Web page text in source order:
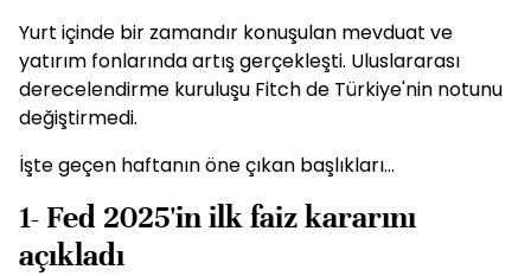
Yurt içinde bir zamandır konuşulan mevduat ve
yatırım fonlarında artış gerçekleşti. Uluslararası
derecelendirme kuruluşu Fitch de Türkiye'nin notunu
değiştirmedi.
İşte geçen haftanın öne çıkan başlıkları...
1- Fed 2025'in ilk faiz kararını
açıkladı